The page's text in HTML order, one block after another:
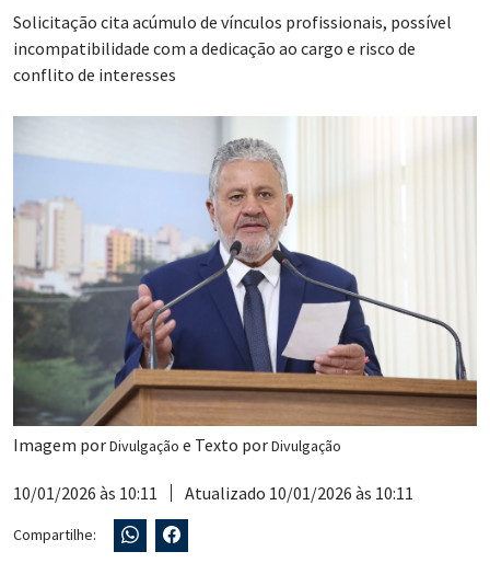
Solicitação cita acúmulo de vínculos profissionais, possível
incompatibilidade com a dedicação ao cargo e risco de
conflito de interesses
Imagem porDivulgação e Texto porDivulgação
10/01/2026 às 10:11 Atualizado 10/01/2026 às 10:11
Compartilhe: